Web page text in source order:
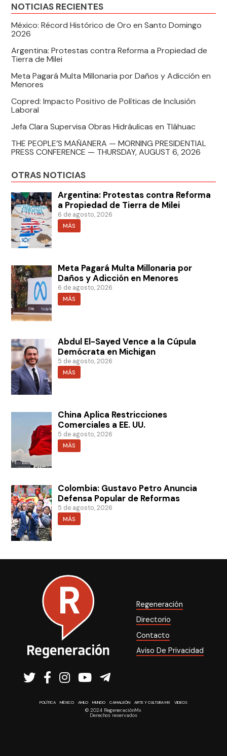
NOTICIAS RECIENTES
México: Récord Histórico de Oro en Santo Domingo
2026
Argentina: Protestas contra Reforma a Propiedad de
Tierra de Milei
Meta Pagará Multa Millonaria por Daños y Adicción en
Menores
Copred: Impacto Positivo de Políticas de Inclusión
Laboral
Jefa Clara Supervisa Obras Hidráulicas en Tláhuac
THE PEOPLE’S MAÑANERA — MORNING PRESIDENTIAL
PRESS CONFERENCE — THURSDAY, AUGUST 6, 2026
OTRAS NOTICIAS
Argentina: Protestas contra Reforma
a Propiedad de Tierra de Milei
6 de agosto, 2026
MÁS
Meta Pagará Multa Millonaria por
Daños y Adicción en Menores
6 de agosto, 2026
MÁS
Abdul El-Sayed Vence a la Cúpula
Demócrata en Michigan
5 de agosto, 2026
MÁS
China Aplica Restricciones
Comerciales a EE. UU.
5 de agosto, 2026
MÁS
Colombia: Gustavo Petro Anuncia
Defensa Popular de Reformas
5 de agosto, 2026
MÁS
Regeneración
Directorio
Contacto
Aviso De Privacidad
POLÍTICA MÉXICO AMLO MUNDO CAMALEÓN ARTE Y CULTURA MX VIDEOS
© 2024 RegeneraciónMx
Derechos reservados